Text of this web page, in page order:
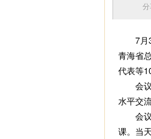
7月3
青海省
代表等
会议
水平交
会议
课。当